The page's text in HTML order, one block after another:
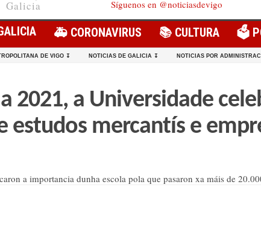
Galicia
Síguenos en @noticiasdevigo
🚑 CORONAVIRUS 📚 CULTURA 🗳️
DE VIGO ↧ NOTICIAS DE GALICIA ↧ NOTICIAS POR
2021, a Universidade
estudos mercantís e
a importancia dunha escola pola que pasaron xa máis de